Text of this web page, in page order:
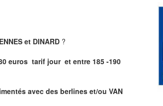
et DINARD ?
euros tarif jour et entre 185 -190
avec des berlines et/ou VAN